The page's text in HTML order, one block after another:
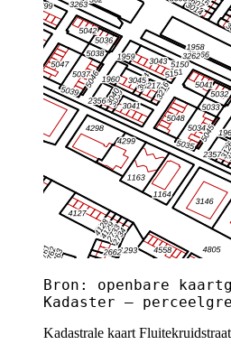
Bron: openbare
Kadaster —
Kadastrale kaart